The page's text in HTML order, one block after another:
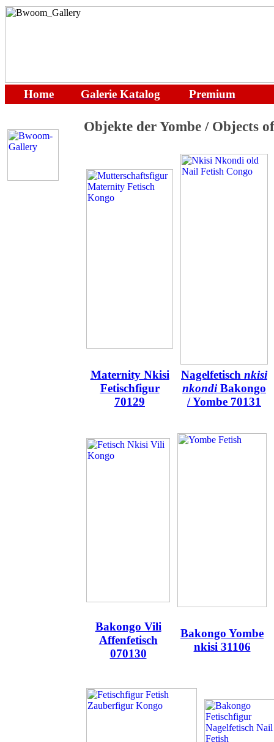
Home Galerie Katalog Premium
Objekte der Yombe / Objects
Maternity Nkisi
Fetischfigur
70129
Nagelfetisch nkisi
nkondiBakongo
/ Yombe 70131
Bakongo Vili
Affenfetisch
070130
Bakongo Yombe
nkisi 31106